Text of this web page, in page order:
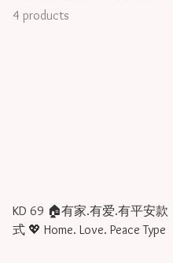
4 products
KD 69 🏠有家.有爱.有平安款
式 💖 Home. Love. Peace Type